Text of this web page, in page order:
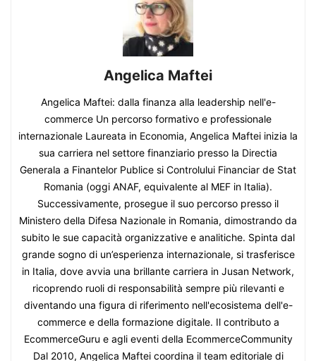
Angelica Maftei
Angelica Maftei: dalla finanza alla leadership nell'e-
commerce Un percorso formativo e professionale
internazionale Laureata in Economia, Angelica Maftei inizia la
sua carriera nel settore finanziario presso la Directia
Generala a Finantelor Publice si Controlului Financiar de Stat
Romania (oggi ANAF, equivalente al MEF in Italia).
Successivamente, prosegue il suo percorso presso il
Ministero della Difesa Nazionale in Romania, dimostrando da
subito le sue capacità organizzative e analitiche. Spinta dal
grande sogno di un’esperienza internazionale, si trasferisce
in Italia, dove avvia una brillante carriera in Jusan Network,
ricoprendo ruoli di responsabilità sempre più rilevanti e
diventando una figura di riferimento nell'ecosistema dell'e-
commerce e della formazione digitale. Il contributo a
EcommerceGuru e agli eventi della EcommerceCommunity
Dal 2010, Angelica Maftei coordina il team editoriale di